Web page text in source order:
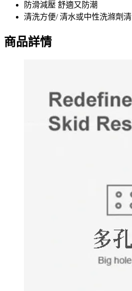
防滑減壓 舒適又防潮
清洗方便/ 清水或中性洗滌劑清
商品詳情